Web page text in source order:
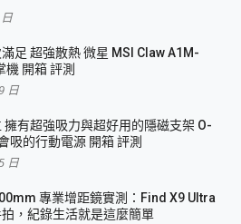
足 超強散熱 微星 MSI Claw A1M-
機 開箱 評測
日
擁有超強吸力與超好用的隱磁支架 O-
吸的行動電源 開箱 評測
日
專業增距鏡實測：Find X9 Ultra
，紀錄生活就是這麼簡單